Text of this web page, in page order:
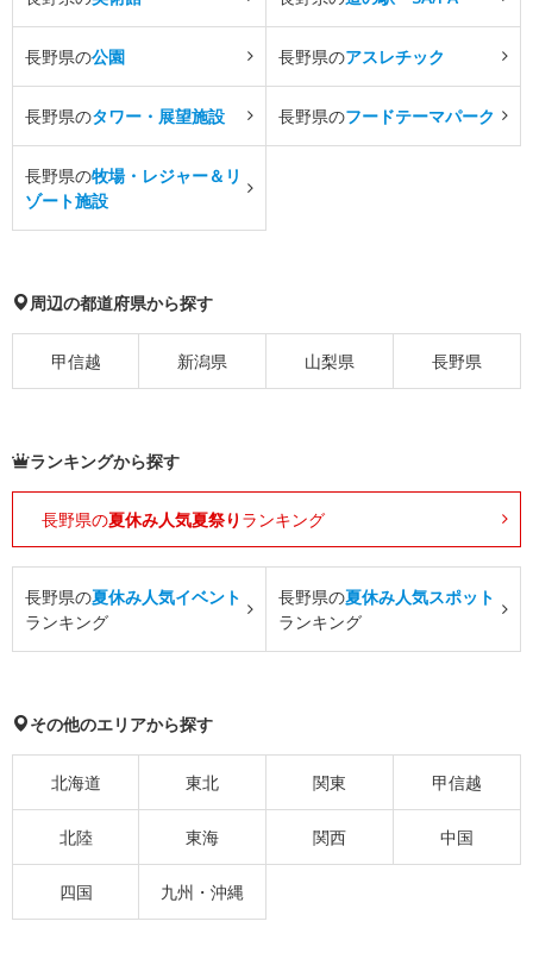
長野県の公園 長野県のアスレチック
長野県のタワー・展望施設 長野県のフードテーマパーク
長野県の牧場・レジャー＆リ
ゾート施設
周辺の都道府県から探す
甲信越 新潟県 山梨県 長野県
ランキングから探す
長野県の夏休み人気夏祭り ランキング
長野県の夏休み人気イベント
ランキング
長野県の夏休み人気スポット
ランキング
その他のエリアから探す
北海道 東北 関東 甲信越
北陸 東海 関西 中国
四国 九州・沖縄